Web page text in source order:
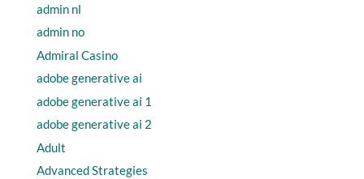
admin nl
admin no
Admiral Casino
adobe generative ai
adobe generative ai 1
adobe generative ai 2
Adult
Advanced Strategies